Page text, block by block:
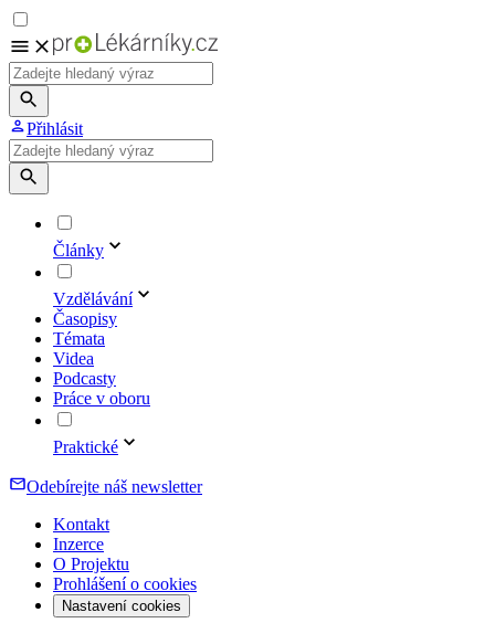
Přihlásit
Články
Vzdělávání
Časopisy
Témata
Videa
Podcasty
Práce v oboru
Praktické
Odebírejte náš newsletter
Kontakt
Inzerce
O Projektu
Prohlášení o cookies
Nastavení cookies